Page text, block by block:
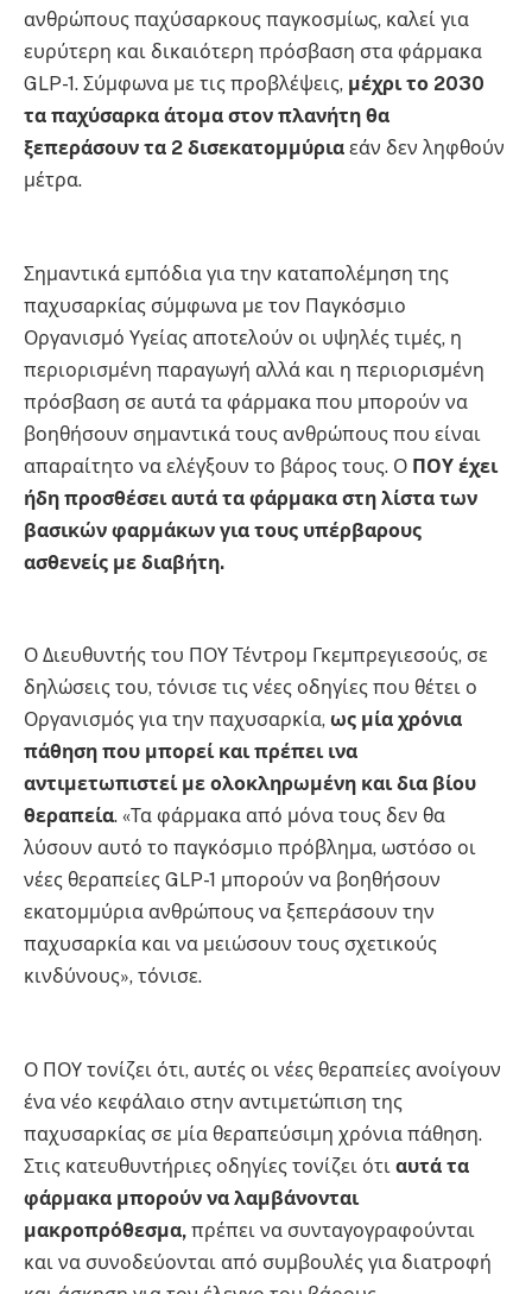
ανθρώπους παχύσαρκους παγκοσμίως, καλεί για
ευρύτερη και δικαιότερη πρόσβαση στα φάρμακα
GLP-1. Σύμφωνα με τις προβλέψεις, μέχρι το 2030
τα παχύσαρκα άτομα στον πλανήτη θα
ξεπεράσουν τα 2 δισεκατομμύρια εάν δεν ληφθούν
μέτρα.
Σημαντικά εμπόδια για την καταπολέμηση της
παχυσαρκίας σύμφωνα με τον Παγκόσμιο
Οργανισμό Υγείας αποτελούν οι υψηλές τιμές, η
περιορισμένη παραγωγή αλλά και η περιορισμένη
πρόσβαση σε αυτά τα φάρμακα που μπορούν να
βοηθήσουν σημαντικά τους ανθρώπους που είναι
απαραίτητο να ελέγξουν το βάρος τους. Ο ΠΟΥ έχει
ήδη προσθέσει αυτά τα φάρμακα στη λίστα των
βασικών φαρμάκων για τους υπέρβαρους
ασθενείς με διαβήτη.
Ο Διευθυντής του ΠΟΥ Τέντρομ Γκεμπρεγιεσούς, σε
δηλώσεις του, τόνισε τις νέες οδηγίες που θέτει ο
Οργανισμός για την παχυσαρκία, ως μία χρόνια
πάθηση που μπορεί και πρέπει ινα
αντιμετωπιστεί με ολοκληρωμένη και δια βίου
θεραπεία. «Τα φάρμακα από μόνα τους δεν θα
λύσουν αυτό το παγκόσμιο πρόβλημα, ωστόσο οι
νέες θεραπείες GLP-1 μπορούν να βοηθήσουν
εκατομμύρια ανθρώπους να ξεπεράσουν την
παχυσαρκία και να μειώσουν τους σχετικούς
κινδύνους», τόνισε.
Ο ΠΟΥ τονίζει ότι, αυτές οι νέες θεραπείες ανοίγουν
ένα νέο κεφάλαιο στην αντιμετώπιση της
παχυσαρκίας σε μία θεραπεύσιμη χρόνια πάθηση.
Στις κατευθυντήριες οδηγίες τονίζει ότι αυτά τα
φάρμακα μπορούν να λαμβάνονται
μακροπρόθεσμα, πρέπει να συνταγογραφούνται
και να συνοδεύονται από συμβουλές για διατροφή